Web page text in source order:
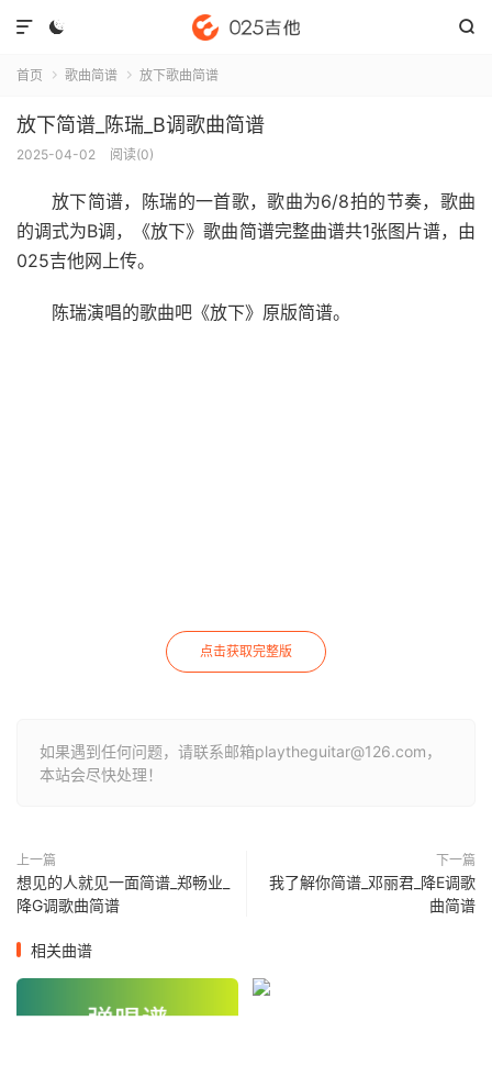
 

首页  歌曲简谱  放下歌曲简谱
放下简谱_陈瑞_B调歌曲简谱
2025-04-02 阅读(0)
放下简谱，陈瑞的一首歌，歌曲为6/8拍的节奏，歌曲
的调式为B调，《放下》歌曲简谱完整曲谱共1张图片谱，由
025吉他网上传。
陈瑞演唱的歌曲吧《放下》原版简谱。
点击获取完整版
如果遇到任何问题，请联系邮箱playtheguitar@126.com，
本站会尽快处理！
上一篇
想见的人就见一面简谱_郑畅业_
降G调歌曲简谱
下一篇
我了解你简谱_邓丽君_降E调歌
曲简谱
相关曲谱